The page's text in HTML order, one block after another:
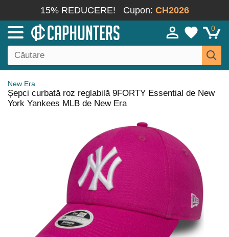
15% REDUCERE! Cupon: CH2026
0
New Era
Șepci curbată roz reglabilă 9FORTY Essential de New
York Yankees MLB de New Era